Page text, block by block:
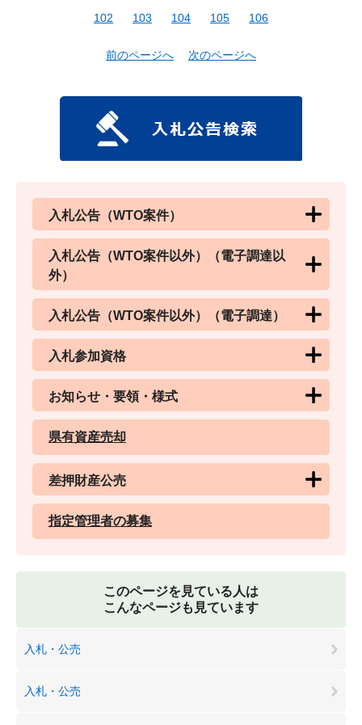
102
103 104 105 106
前のページへ 次のページへ
入札公告（WTO案件）
入札公告（WTO案件以外）（電子調達以
外）
入札公告（WTO案件以外）（電子調達）
入札参加資格
お知らせ・要領・様式
県有資産売却
差押財産公売
指定管理者の募集
このページを見ている人は
こんなページも見ています
入札・公売
入札・公売